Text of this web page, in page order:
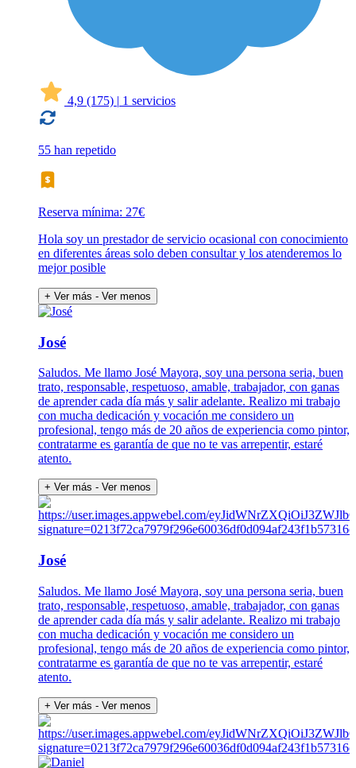
4,9 (175) | 1 servicios
55 han repetido
Reserva mínima: 27€
Hola soy un prestador de servicio ocasional con conocimiento
en diferentes áreas solo deben consultar y los atenderemos lo
mejor posible
+ Ver más - Ver menos
José
Saludos. Me llamo José Mayora, soy una persona seria, buen
trato, responsable, respetuoso, amable, trabajador, con ganas
de aprender cada día más y salir adelante. Realizo mi trabajo
con mucha dedicación y vocación me considero un
profesional, tengo más de 20 años de experiencia como pintor,
contratarme es garantía de que no te vas arrepentir, estaré
atento.
+ Ver más - Ver menos
José
Saludos. Me llamo José Mayora, soy una persona seria, buen
trato, responsable, respetuoso, amable, trabajador, con ganas
de aprender cada día más y salir adelante. Realizo mi trabajo
con mucha dedicación y vocación me considero un
profesional, tengo más de 20 años de experiencia como pintor,
contratarme es garantía de que no te vas arrepentir, estaré
atento.
+ Ver más - Ver menos